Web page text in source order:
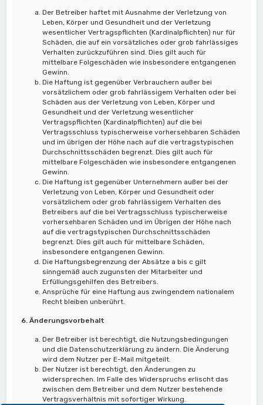
Der Betreiber haftet mit Ausnahme der Verletzung von
Leben, Körper und Gesundheit und der Verletzung
wesentlicher Vertragspflichten (Kardinalpflichten) nur für
Schäden, die auf ein vorsätzliches oder grob fahrlässiges
Verhalten zurückzuführen sind. Dies gilt auch für
mittelbare Folgeschäden wie insbesondere entgangenen
Gewinn.
Die Haftung ist gegenüber Verbrauchern außer bei
vorsätzlichem oder grob fahrlässigem Verhalten oder bei
Schäden aus der Verletzung von Leben, Körper und
Gesundheit und der Verletzung wesentlicher
Vertragspflichten (Kardinalpflichten) auf die bei
Vertragsschluss typischerweise vorhersehbaren Schäden
und im übrigen der Höhe nach auf die vertragstypischen
Durchschnittsschäden begrenzt. Dies gilt auch für
mittelbare Folgeschäden wie insbesondere entgangenen
Gewinn.
Die Haftung ist gegenüber Unternehmern außer bei der
Verletzung von Leben, Körper und Gesundheit oder
vorsätzlichem oder grob fahrlässigem Verhalten des
Betreibers auf die bei Vertragsschluss typischerweise
vorhersehbaren Schäden und im Übrigen der Höhe nach
auf die vertragstypischen Durchschnittsschäden
begrenzt. Dies gilt auch für mittelbare Schäden,
insbesondere entgangenen Gewinn.
Die Haftungsbegrenzung der Absätze a bis c gilt
sinngemäß auch zugunsten der Mitarbeiter und
Erfüllungsgehilfen des Betreibers.
Ansprüche für eine Haftung aus zwingendem nationalem
Recht bleiben unberührt.
6. Änderungsvorbehalt
Der Betreiber ist berechtigt, die Nutzungsbedingungen
und die Datenschutzerklärung zu ändern. Die Änderung
wird dem Nutzer per E-Mail mitgeteilt.
Der Nutzer ist berechtigt, den Änderungen zu
widersprechen. Im Falle des Widerspruchs erlischt das
zwischen dem Betreiber und dem Nutzer bestehende
Vertragsverhältnis mit sofortiger Wirkung.